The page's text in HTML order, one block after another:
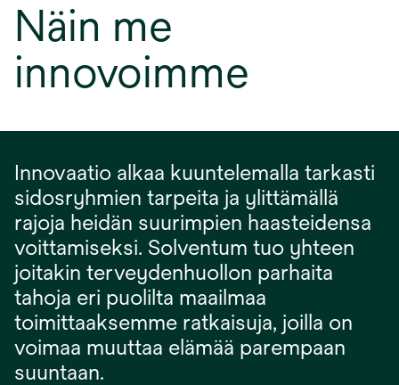
Näin me
innovoimme
Innovaatio alkaa kuuntelemalla tarkasti
sidosryhmien tarpeita ja ylittämällä
rajoja heidän suurimpien haasteidensa
voittamiseksi. Solventum tuo yhteen
joitakin terveydenhuollon parhaita
tahoja eri puolilta maailmaa
toimittaaksemme ratkaisuja, joilla on
voimaa muuttaa elämää parempaan
suuntaan.